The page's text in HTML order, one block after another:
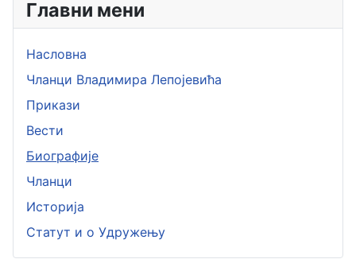
Главни мени
Насловна
Чланци Владимира Лепојевића
Прикази
Вести
Биографије
Чланци
Историја
Статут и о Удружењу